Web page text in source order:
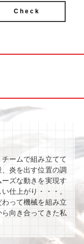
Check
ームで組み立てて
炎を出す位置の調
ズな動きを実現す
仕上がり・・・。
って機械を組み立
向き合ってきた私